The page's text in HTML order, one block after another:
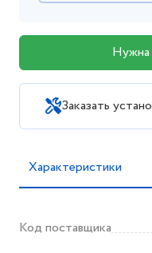
Нужна
Заказать
Характеристики
Код поставщика